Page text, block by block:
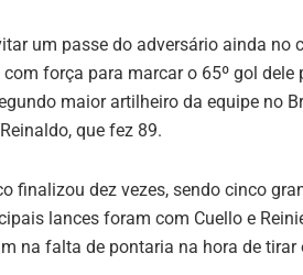
um passe do adversário ainda no
força para marcar o 65º gol dele
maior artilheiro da equipe no
que fez 89.
finalizou dez vezes, sendo cinco
lances foram com Cuello e
na falta de pontaria na hora de tirar